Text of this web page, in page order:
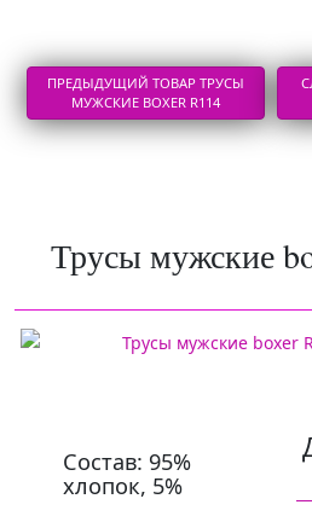
ПРЕДЫДУЩИЙ ТОВАР ТРУСЫ
МУЖСКИЕ BOXER R114
Трусы мужские
Состав: 95%
хлопок, 5%